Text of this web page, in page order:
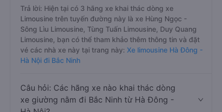
xe Limousine đi Bắc Ninh từ Hà Đông - Hà
Nội?
Trả lời: Hiện tại có 3 hãng xe khai thác dòng xe
Limousine trên tuyến đường này là xe Hùng Ngọc -
Sông Lìu Limousine, Tùng Tuấn Limousine, Duy Quang
vé các nhà xe này tại trang này:Xe limousine Hà Đông -
Hà Nội đi Bắc Ninh